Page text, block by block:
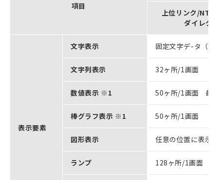
項目
上位リンク/NT
ダイレク
表示要素
文字表示 固定文字デ-タ（
文字列表示 32ヶ所/1画面
数値表示 ※1 50ヶ所/1画面 最
棒グラフ表示 ※1 50ヶ所/1画面
図形表示 任意の位置に表示
ランプ 128ヶ所/1画面